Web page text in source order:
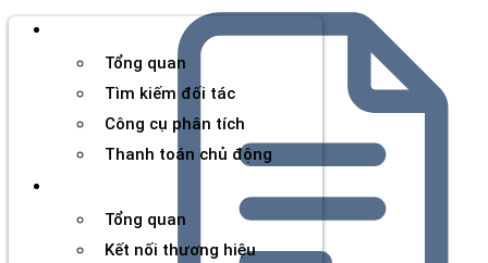
Tổng quan
Tìm kiếm đối tác
Công cụ phân tích
Thanh toán chủ động
Tổng quan
Kết nối thương hiệu